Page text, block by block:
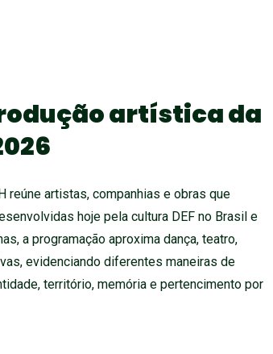
artística da
reúne artistas, companhias e obras que
hoje pela cultura DEF no Brasil e
a programação aproxima dança, teatro,
evidenciando diferentes maneiras de
território, memória e pertencimento por